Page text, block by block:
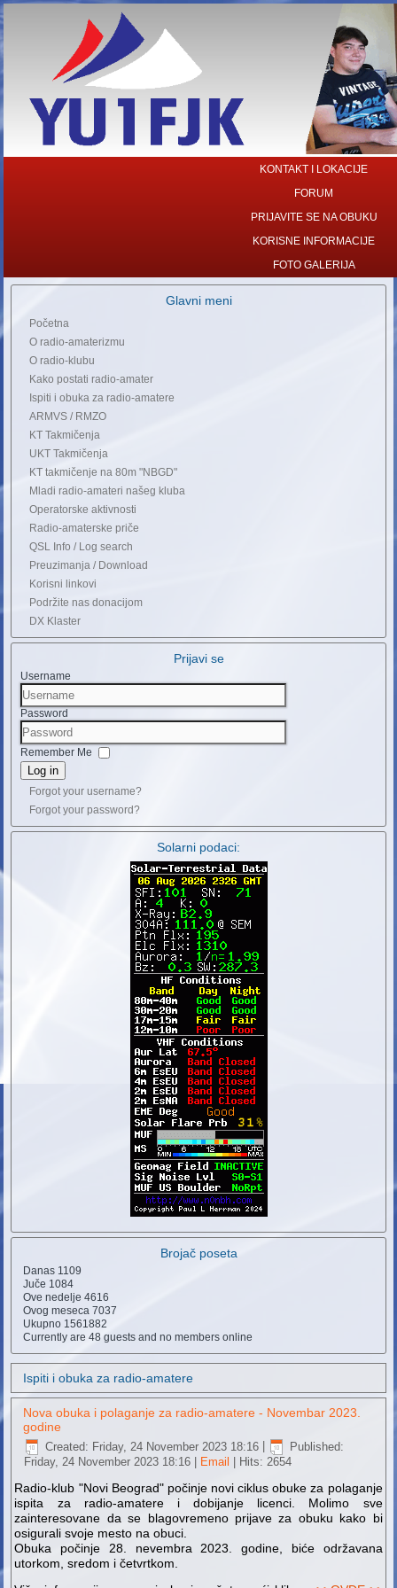
KONTAKT I LOKACIJE
FORUM
PRIJAVITE SE NA OBUKU
KORISNE INFORMACIJE
FOTO GALERIJA
Glavni meni
Početna
O radio-amaterizmu
O radio-klubu
Kako postati radio-amater
Ispiti i obuka za radio-amatere
ARMVS / RMZO
KT Takmičenja
UKT Takmičenja
KT takmičenje na 80m "NBGD"
Mladi radio-amateri našeg kluba
Operatorske aktivnosti
Radio-amaterske priče
QSL Info / Log search
Preuzimanja / Download
Korisni linkovi
Podržite nas donacijom
DX Klaster
Prijavi se
Username
Password
Remember Me
Log in
Forgot your username?
Forgot your password?
Solarni podaci:
Brojač poseta
Danas 1109
Juče 1084
Ove nedelje4616
Ovog meseca7037
Ukupno 1561882
Currently are 48 guests and no members online
Ispiti i obuka za radio-amatere
Nova obuka i polaganje za radio-amatere - Novembar 2023.
godine
Created: Friday, 24 November 2023 18:16
Published:
Friday, 24 November 2023 18:16
Email | Hits: 2654
Radio-klub "Novi Beograd" počinje novi ciklus obuke za polaganje
ispita za radio-amatere i dobijanje licenci. Molimo sve
zainteresovane da se blagovremeno prijave za obuku kako bi
osigurali svoje mesto na obuci.
Obuka počinje 28. nevembra 2023. godine, biće održavana
utorkom, sredom i četvrtkom.